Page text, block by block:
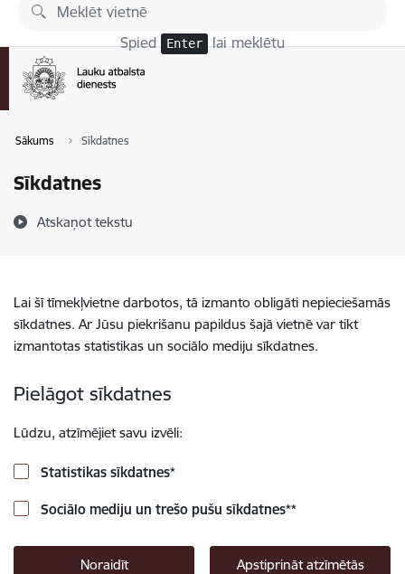
Pāriet uz lapas saturu
Spied Enter lai meklētu
Sākums Sīkdatnes
Sīkdatnes
Atskaņot tekstu
Lai šī tīmekļvietne darbotos, tā izmanto obligāti nepieciešamās
sīkdatnes. Ar Jūsu piekrišanu papildus šajā vietnē var tikt
izmantotas statistikas un sociālo mediju sīkdatnes.
Pielāgot sīkdatnes
Lūdzu, atzīmējiet savu izvēli:
Statistikas sīkdatnes*
Sociālo mediju un trešo pušu sīkdatnes**
Noraidīt Apstiprināt atzīmētās